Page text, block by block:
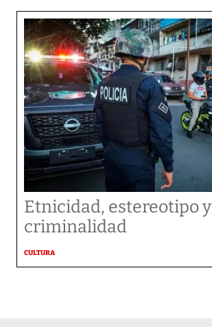
Etnicidad, estereotipo y
criminalidad
CULTURA